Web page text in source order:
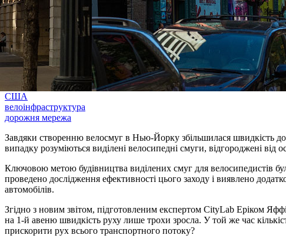
США
велоінфраструктура
дорожня мережа
Завдяки створенню велосмуг в Нью-Йорку збільшилася швидкість
випадку розуміються виділені велосипедні смуги, відгороджені
Ключовою метою будівництва виділених смуг для велосипедистів
проведено дослідження ефективності цього заходу і виявлено
автомобілів.
Згідно з новим звітом, підготовленим експертом CityLab Еріком
на 1-й авеню швидкість руху лише трохи зросла. У той же час
прискорити рух всього транспортного потоку?